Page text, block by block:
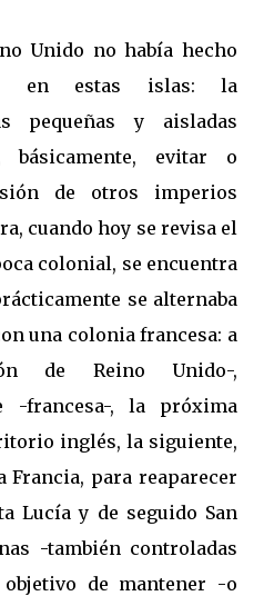
Unido no había hecho
en estas islas: la
pequeñas y aisladas
básicamente, evitar o
de otros imperios
cuando hoy se revisa el
colonial, se encuentra
se alternaba
una colonia francesa: a
de Reino Unido-,
-francesa-, la próxima
inglés, la siguiente,
Francia, para reaparecer
Lucía y de seguido San
-también controladas
de mantener -o